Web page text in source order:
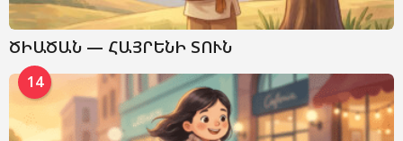
ԾԻԱԾԱՆ — ՀԱՅՐԵՆԻ ՏՈՒՆ
14